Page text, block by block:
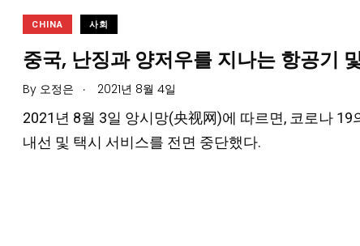
CHINA 사회
중국, 난징과 양저우를 지나는 항공기
By 오정은 . 2021년 8월 4일
2021년 8월 3일 앙시망(央视网)에 따르면, 코로나
내선 및 택시 서비스를 전면 중단했다.